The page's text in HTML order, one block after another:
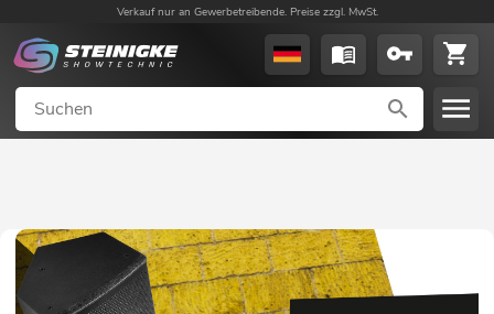
Verkauf nur an Gewerbetreibende. Preise zzgl. MwSt.